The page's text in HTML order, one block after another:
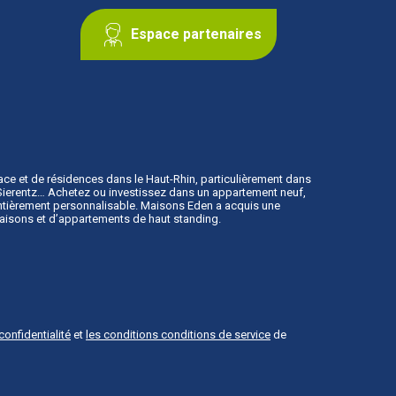
Espace partenaires
et de résidences dans le Haut-Rhin, particulièrement dans
Achetez ou investissez dans un appartement neuf,
personnalisable. Maisons Eden a acquis une
et d’appartements de haut standing.
et les conditions conditions de service de